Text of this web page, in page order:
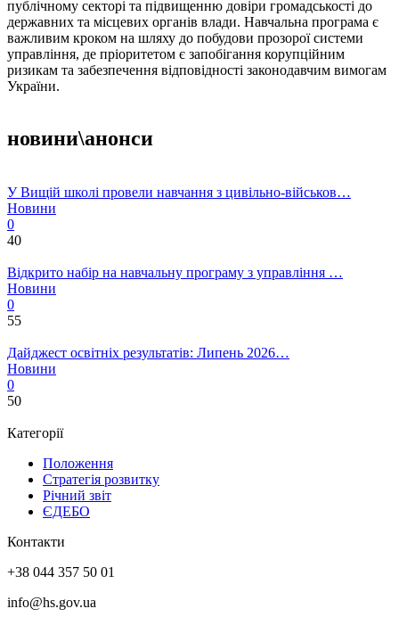
публічному секторі та підвищенню довіри громадськості до
державних та місцевих органів влади. Навчальна програма є
важливим кроком на шляху до побудови прозорої системи
управління, де пріоритетом є запобігання корупційним
ризикам та забезпечення відповідності законодавчим вимогам
України.
новини\анонси
У Вищій школі провели навчання з цивільно-військов…
Новини
0
40
Відкрито набір на навчальну програму з управління …
Новини
0
55
Дайджест освітніх результатів: Липень 2026…
Новини
0
50
Категорії
Положення
Стратегія розвитку
Річний звіт
ЄДЕБО
Контакти
+38 044 357 50 01
info@hs.gov.ua